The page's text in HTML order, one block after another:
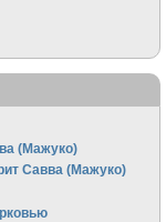
(Мажуко)
Савва (Мажуко)